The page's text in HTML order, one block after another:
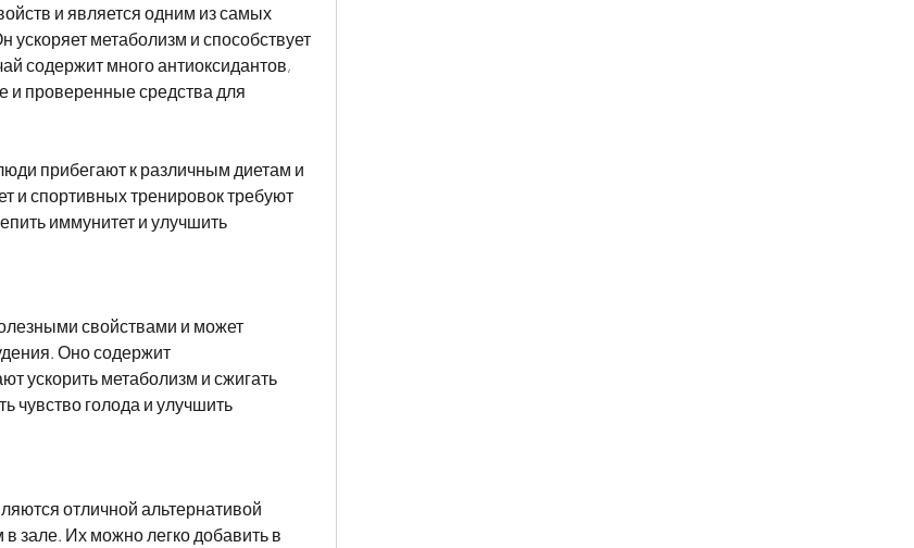
и является одним из самых
ускоряет метаболизм и способствует
содержит много антиоксидантов,
и проверенные средства для
прибегают к различным диетам и
и спортивных тренировок требуют
иммунитет и улучшить
свойствами и может
Оно содержит
ускорить метаболизм и сжигать
чувство голода и улучшить
отличной альтернативой
зале. Их можно легко добавить в